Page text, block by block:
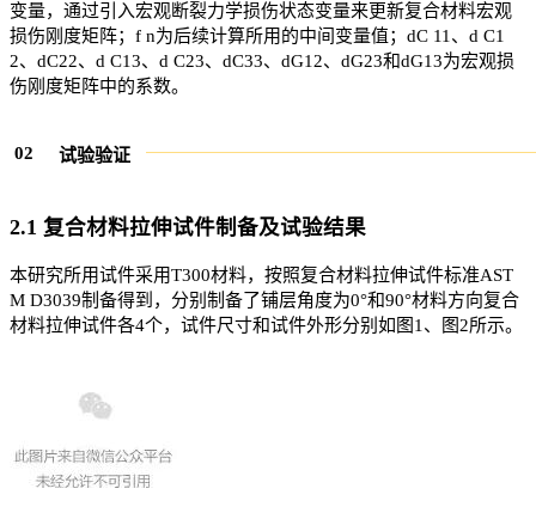
变量，通过引入宏观断裂力学损伤状态变量来更新复合材料宏观
损伤刚度矩阵；f n为后续计算所用的中间变量值；dC 11、d C1
2、dC22、d C13、d C23、dC33、dG12、dG23和dG13为宏观损
伤刚度矩阵中的系数。
02 试验验证
2.1 复合材料拉伸试件制备及试验结果
本研究所用试件采用T300材料，按照复合材料拉伸试件标准AST
M D3039制备得到，分别制备了铺层角度为0°和90°材料方向复合
材料拉伸试件各4个，试件尺寸和试件外形分别如图1、图2所示。